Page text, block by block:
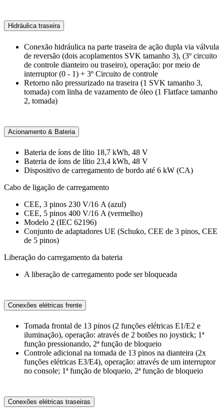
Hidráulica traseira
Conexão hidráulica na parte traseira de ação dupla via válvula
de reversão (dois acoplamentos SVK tamanho 3), (3º circuito
de controle dianteiro ou traseiro), operação: por meio de
interruptor (0 - 1) + 3º Circuito de controle
Retorno não pressurizado na traseira (1 SVK tamanho 3,
tomada) com linha de vazamento de óleo (1 Flatface tamanho
2, tomada)
Acionamento & Bateria
Bateria de íons de lítio 18,7 kWh, 48 V
Bateria de íons de lítio 23,4 kWh, 48 V
Dispositivo de carregamento de bordo até 6 kW (CA)
Cabo de ligação de carregamento
CEE, 3 pinos 230 V/16 A (azul)
CEE, 5 pinos 400 V/16 A (vermelho)
Modelo 2 (IEC 62196)
Conjunto de adaptadores UE (Schuko, CEE de 3 pinos, CEE
de 5 pinos)
Liberação do carregamento da bateria
A liberação de carregamento pode ser bloqueada
Conexões elétricas frente
Tomada frontal de 13 pinos (2 funções elétricas E1/E2 e
iluminação), operação: através de 2 botões no joystick; 1ª
função pressionando, 2ª função de bloqueio
Controle adicional na tomada de 13 pinos na dianteira (2x
funções elétricas E3/E4), operação: através de um interruptor
no console; 1ª função de bloqueio, 2ª função de bloqueio
Conexões elétricas traseiras